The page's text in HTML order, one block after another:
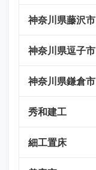
神奈川県藤沢市
神奈川県逗子市
神奈川県鎌倉市
秀和建工
細工置床